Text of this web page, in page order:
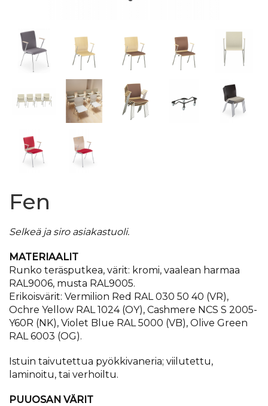
Fen
Selkeä ja siro asiakastuoli.
MATERIAALIT
Runko teräsputkea, värit: kromi, vaalean harmaa
RAL9006, musta RAL9005.
Erikoisvärit: Vermilion Red RAL 030 50 40 (VR),
Ochre Yellow RAL 1024 (OY), Cashmere NCS S 2005-
Y60R (NK), Violet Blue RAL 5000 (VB), Olive Green
RAL 6003 (OG).
Istuin taivutettua pyökkivaneria; viilutettu,
laminoitu, tai verhoiltu.
PUUOSAN VÄRIT